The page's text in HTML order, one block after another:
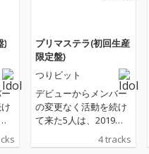
)
プリマステラ(初回生産
限定盤)
つりビット
デビューからメンバー
の変更なく活動を続け
て来た5人は、2019年3
月末で約6年間の活動
に幕を下ろし解散する
4 tracks